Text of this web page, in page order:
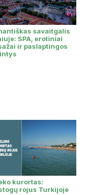
savaitgalis
SPA, erotiniai
ir paslaptingos
kurortas:
rojus Turkijoje